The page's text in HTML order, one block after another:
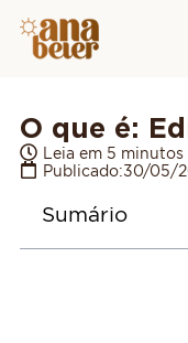
O que é:
Leia em 5 minutos
Publicado:30/05/
Sumário